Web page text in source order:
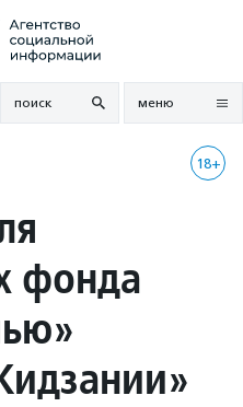
поиск меню
18+
фонда